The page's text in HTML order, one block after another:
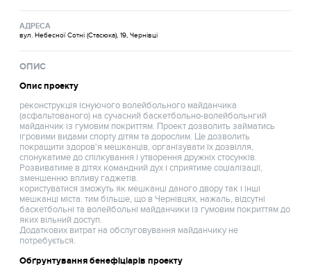
АДРЕСА
вул. Небесної Сотні (Стасюка), 19, Чернівці
ОПИС
Опис проекту
реконструкція існуючого волейбольного майданчика
(асфальтованого) на сучасний баскетбольно-волейбольнгий
майданчик із гумовим покриттям. Проект дозволить займатись
ігровими видами спорту дітям та дорослим. Це дозволить
покращити здоров'я мешканців, організувати їх дозвілля,
спонукатиме до спілкування і утворення дружніх стосунків.
Розвиватиме в дітях командний дух і сприятиме соціалізації,
зменшенню впливу гаджетів.
користуватися зможуть як мешканці даного двору так і інші
мешканці міста. тим більше, що в Чернівцях, нажаль, відсутні
баскетбольні та волейбольні майданчики із гумовим покриттям до
яких вільний доступ.
Додаткових витрат на обслуговування майданчику не
потребується.
Обґрунтування бенефіціарів проекту